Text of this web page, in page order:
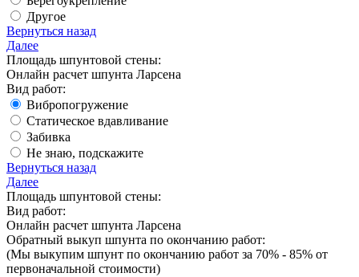
Другое
Вернуться назад
Далее
Площадь шпунтовой стены:
Онлайн расчет шпунта Ларсена
Вид работ:
Вибропогружение
Статическое вдавливание
Забивка
Не знаю, подскажите
Вернуться назад
Далее
Площадь шпунтовой стены:
Вид работ:
Онлайн расчет шпунта Ларсена
Обратный выкуп шпунта по окончанию работ:
(Мы выкупим шпунт по окончанию работ за 70% - 85% от
первоначальной стоимости)